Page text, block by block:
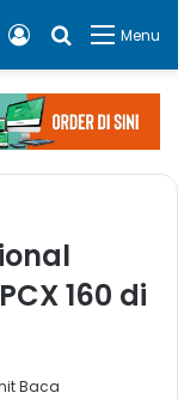
Menu
Cari apa,
Log In
160 di
Baca